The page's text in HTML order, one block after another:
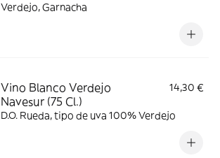
Verdejo, Garnacha
Vino Blanco Verdejo
Navesur (75 Cl.)
14,30 €
D.O. Rueda, tipo de uva 100% Verdejo